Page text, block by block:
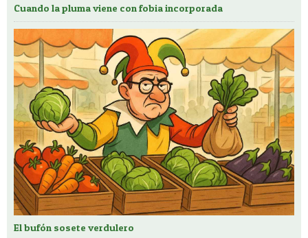
Cuando la pluma viene con fobia incorporada
El bufón sosete verdulero